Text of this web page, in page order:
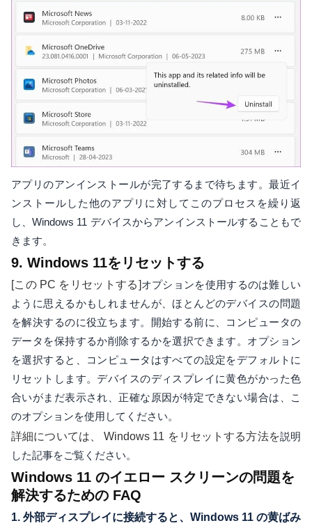
アプリのアンインストールが完了するまで待ちます。最近イ
ンストールした他のアプリに対してこのプロセスを繰り返
し、Windows 11 デバイスからアンインストールすることもで
きます。
9. Windows 11をリセットする
[この PC をリセットする]オプションを使用するのは難しい
ように思えるかもしれませんが、ほとんどのデバイスの問題
を解決するのに役立ちます。開始する前に、コンピュータの
データを保持するか削除するかを選択できます。オプション
を選択すると、コンピュータはすべての設定をデフォルトに
リセットします。デバイスのディスプレイに黄色がかった色
合いがまだ表示され、正確な原因が特定できない場合は、こ
のオプションを使用してください。
詳細については、 Windows 11 をリセットする方法を説明
した記事をご覧ください。
Windows 11 のイエロー スクリーンの問題を
解決するための FAQ
1. 外部ディスプレイに接続すると、Windows 11 の黄ばみ